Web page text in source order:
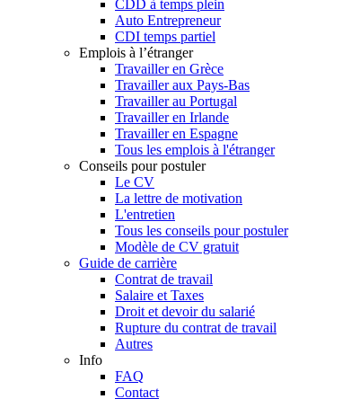
CDD à temps plein
Auto Entrepreneur
CDI temps partiel
Emplois à l’étranger
Travailler en Grèce
Travailler aux Pays-Bas
Travailler au Portugal
Travailler en Irlande
Travailler en Espagne
Tous les emplois à l'étranger
Conseils pour postuler
Le CV
La lettre de motivation
L'entretien
Tous les conseils pour postuler
Modèle de CV gratuit
Guide de carrière
Contrat de travail
Salaire et Taxes
Droit et devoir du salarié
Rupture du contrat de travail
Autres
Info
FAQ
Contact